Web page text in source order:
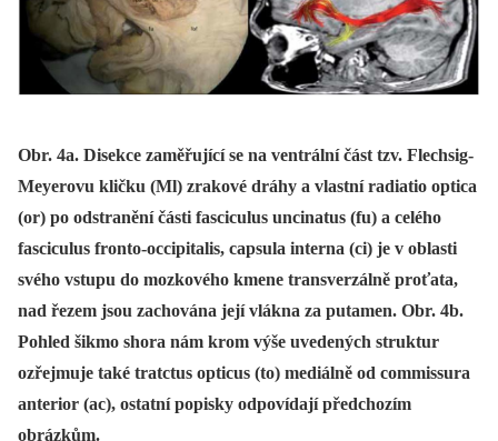
Obr. 4a. Disekce zaměřující se na ventrální část tzv. Flechsig-
Meyerovu kličku (Ml) zrakové dráhy a vlastní radiatio optica
(or) po odstranění části fasciculus uncinatus (fu) a celého
fasciculus fronto-occipitalis, capsula interna (ci) je v oblasti
svého vstupu do mozkového kmene transverzálně proťata,
nad řezem jsou zachována její vlákna za putamen. Obr. 4b.
Pohled šikmo shora nám krom výše uvedených struktur
ozřejmuje také tratctus opticus (to) mediálně od commissura
anterior (ac), ostatní popisky odpovídají předchozím
obrázkům.